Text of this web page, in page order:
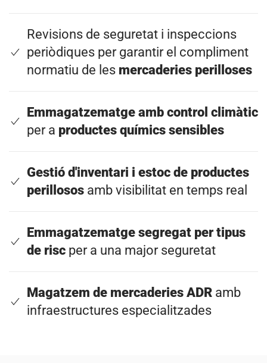
Revisions de seguretat i inspeccions
periòdiques per garantir el compliment
normatiu de les mercaderies perilloses
Emmagatzematge amb control climàtic
per a productes químics sensibles
Gestió d'inventari i estoc de productes
perillosos amb visibilitat en temps real
Emmagatzematge segregat per tipus
de risc per a una major seguretat
Magatzem de mercaderies ADR amb
infraestructures especialitzades